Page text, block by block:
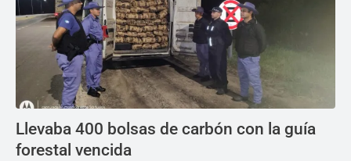
Llevaba 400 bolsas de carbón con la guía
forestal vencida